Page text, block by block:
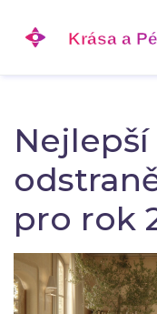
pro rok